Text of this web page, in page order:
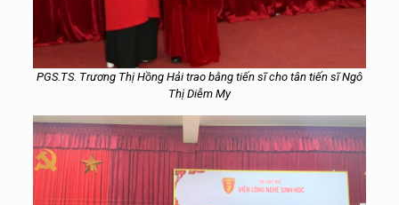
PGS.TS. Trương Thị Hồng Hải trao bằng tiến sĩ cho tân tiến sĩ Ngô
Thị Diễm My